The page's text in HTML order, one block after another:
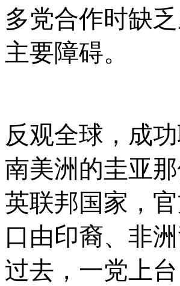
多党合作时缺
主要障碍。
反观全球，成
南美洲的圭亚
英联邦国家，
口由印裔、非
过去，一党上